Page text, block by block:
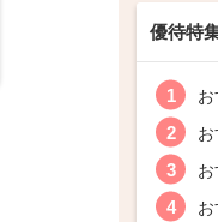
優待特